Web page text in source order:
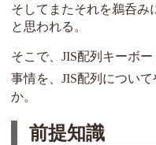
そしてまたそれを鵜呑
と思われる。
そこで、JIS配列キーボ
事情を、JIS配列につい
か。
前提知識